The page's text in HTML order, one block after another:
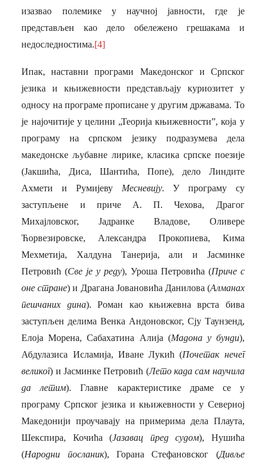
изазвао полемике у научној јавности, где је
представљен као дело обележено грешакама и
недоследностима.[4]
Ипак, наставни програми Македонског и Српског
језика и књижевности представљају куриозитет у
односу на програме прописане у другим државама. То
је најочитије у целини „Теорија књижевности”, која у
програму на српском језику подразумева дела
македонске љубавне лирике, класикa српске поезије
(Јакшића, Диса, Шантића, Попе), дело Линдите
Ахмети и Румијеву Месневију.У програму су
заступљене и приче А. П. Чехова, Драгог
Михајловског, Јадранке Владове, Оливере
Ћорвезировске, Александра Прокопиева, Кима
Мехметија, Халдуна Танерија, али и Јасминке
Петровић (Све је у реду), Уроша Петровића (Приче с
оне стране) и Драгана Јовановића Данилова (Алманах
пешчаних дина). Роман као књижевна врста бива
заступљен делима Венка Андоновског, Сју Таунзенд,
Елоја Морена, Сабахатина Алија (Мадона у бунди),
Абдулазиса Исламија, Иване Лукић (Почетак нечег
великог) и Јасминке Петровић (Лето када сам научила
да летим). Главне карактеристике драме се у
програму Српског језика и књижевности у Северној
Македонији проучавају на примерима дела Плаута,
Шекспира, Кочића (Јазавац пред судом), Нушића
(Народни посланик), Горана Стефановског (Дивље